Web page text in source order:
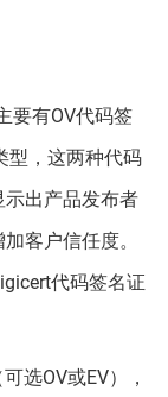
要有OV代码签
型，这两种代码
出产品发布者
客户信任度。
代码签名证
选OV或EV），